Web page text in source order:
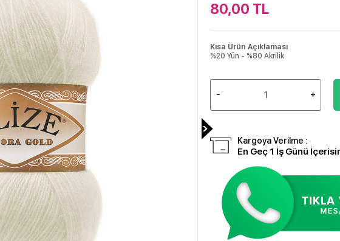
80,00 TL
Kısa Ürün Açıklaması
%20 Yün - %80 Akrilik
Kargoya Verilme :
En Geç 1 İş Günü